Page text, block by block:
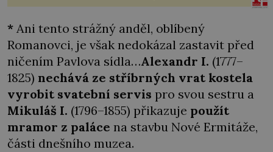
* Ani tento strážný anděl, oblíbený
Romanovci, je však nedokázal zastavit před
ničením Pavlova sídla…Alexandr I. (1777–
1825) nechává ze stříbrných vrat kostela
vyrobit svatební servis pro svou sestru a
Mikuláš I. (1796–1855) přikazuje použít
mramor z paláce na stavbu Nové Ermitáže,
části dnešního muzea.